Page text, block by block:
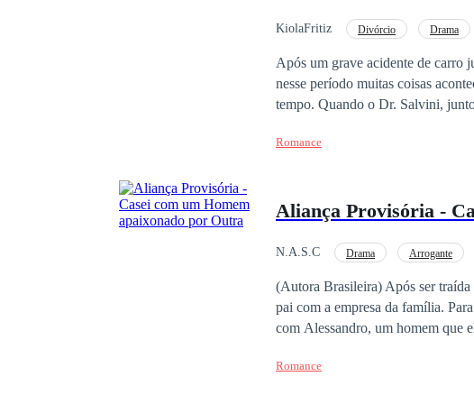
KiolaFritiz Divórcio Drama
Após um grave acidente de carro
nesse período muitas coisas
tempo. Quando o Dr. Salvini, junto ao conselho do hospital, decidiu desligar os aparelhos, ele simplesmente
estranhou tudo à sua volta, pois
consumiu, porque ele sentia como
Romance
Aliança Provisória -
N.A.S.C Drama Arrogante
(Autora Brasileira) Após ser traída
pai com a empresa da família.
com Alessandro, um homem que
poucos, Larissa se vê se apaixonando
Romance